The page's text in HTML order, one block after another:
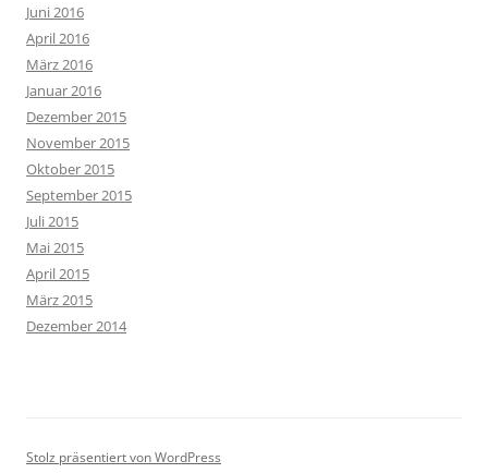
Juni 2016
April 2016
März 2016
Januar 2016
Dezember 2015
November 2015
Oktober 2015
September 2015
Juli 2015
Mai 2015
April 2015
März 2015
Dezember 2014
Stolz präsentiert von WordPress